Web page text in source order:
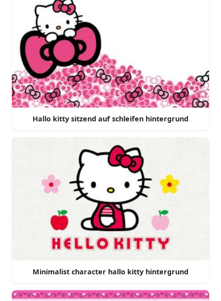
Hallo kitty sitzend auf schleifen hintergrund
Minimalist character hallo kitty hintergrund